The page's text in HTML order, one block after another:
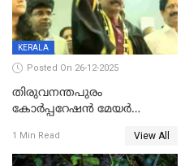
KERALA
Posted On 26-12-2025
തിരുവനന്തപുരം
കോര്‍പ്പറേഷന്‍ മേയര്‍
ഹൈക്കോടതിയിലേക്ക്;
സത്യപ്രതിജ്ഞ ചടങ്ങില്‍
1 Min Read View All